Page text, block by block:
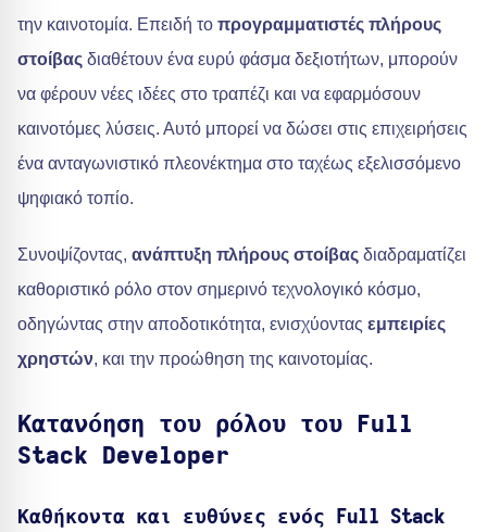
την καινοτομία. Επειδή το προγραμματιστές πλήρους
στοίβας διαθέτουν ένα ευρύ φάσμα δεξιοτήτων, μπορούν
να φέρουν νέες ιδέες στο τραπέζι και να εφαρμόσουν
καινοτόμες λύσεις. Αυτό μπορεί να δώσει στις επιχειρήσεις
ένα ανταγωνιστικό πλεονέκτημα στο ταχέως εξελισσόμενο
ψηφιακό τοπίο.
Συνοψίζοντας, ανάπτυξη πλήρους στοίβας διαδραματίζει
καθοριστικό ρόλο στον σημερινό τεχνολογικό κόσμο,
οδηγώντας στην αποδοτικότητα, ενισχύοντας εμπειρίες
χρηστών, και την προώθηση της καινοτομίας.
Κατανόηση του ρόλου του Full
Stack Developer
Καθήκοντα και ευθύνες ενός Full Stack